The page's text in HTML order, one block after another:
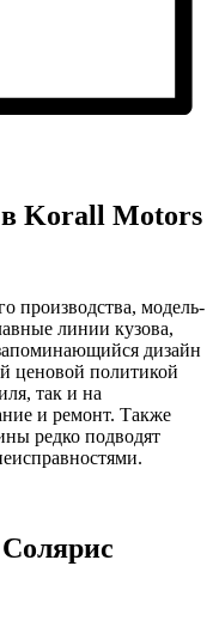
Korall Motors
производства, модель-
линии кузова,
дизайн
ценовой политикой
так и на
и ремонт. Также
редко подводят